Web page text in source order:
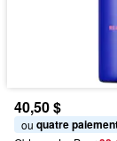
40,50 $
ou quatre